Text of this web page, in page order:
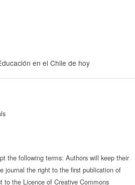
en el Chile de hoy
the following terms: Authors will keep their
journal the right to the first publication of
to the Licence of Creative Commons